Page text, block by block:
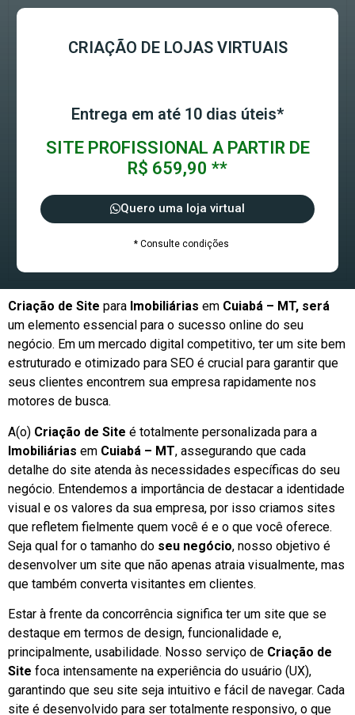
CRIAÇÃO DE LOJAS VIRTUAIS
Entrega em até 10 dias úteis*
SITE PROFISSIONAL A PARTIR DE
R$ 659,90 **
Quero uma loja virtual
* Consulte condições
Criação de Site para Imobiliárias em Cuiabá – MT, será
um elemento essencial para o sucesso online do seu
negócio. Em um mercado digital competitivo, ter um site bem
estruturado e otimizado para SEO é crucial para garantir que
seus clientes encontrem sua empresa rapidamente nos
motores de busca.
A(o) Criação de Site é totalmente personalizada para a
Imobiliárias em Cuiabá – MT, assegurando que cada
detalhe do site atenda às necessidades específicas do seu
negócio. Entendemos a importância de destacar a identidade
visual e os valores da sua empresa, por isso criamos sites
que refletem fielmente quem você é e o que você oferece.
Seja qual for o tamanho do seu negócio, nosso objetivo é
desenvolver um site que não apenas atraia visualmente, mas
que também converta visitantes em clientes.
Estar à frente da concorrência significa ter um site que se
destaque em termos de design, funcionalidade e,
principalmente, usabilidade. Nosso serviço de Criação de
Site foca intensamente na experiência do usuário (UX),
garantindo que seu site seja intuitivo e fácil de navegar. Cada
site é desenvolvido para ser totalmente responsivo, o que